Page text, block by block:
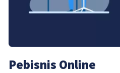
Pebisnis Online